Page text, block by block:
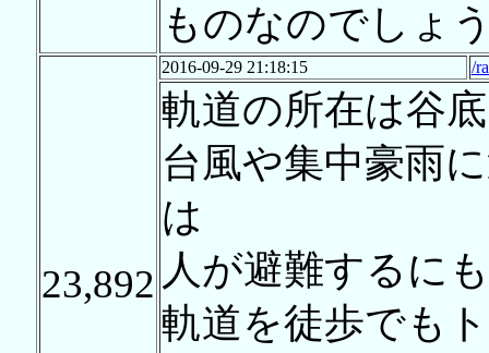
ものなのでしょ
23,892
2016-09-29 21:18:15 /
軌道の所在は谷
台風や集中豪雨
は
人が避難するに
軌道を徒歩でも